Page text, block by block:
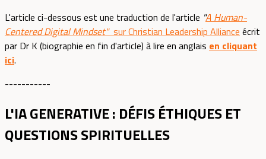
L'article ci-dessous est une traduction de l'article "A Human-
Centered Digital Mindset" sur Christian Leadership Alliance écrit
par Dr K (biographie en fin d'article) à lire en anglais en cliquant
ici.
-----------
L'IA GENERATIVE : DÉFIS ÉTHIQUES ET
QUESTIONS SPIRITUELLES